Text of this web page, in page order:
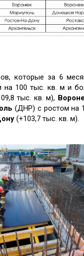
которые за 6
на 100 тыс. кв. м и
тыс. кв. м),
(ДНР) с ростом на
(+103,7 тыс. кв. м).